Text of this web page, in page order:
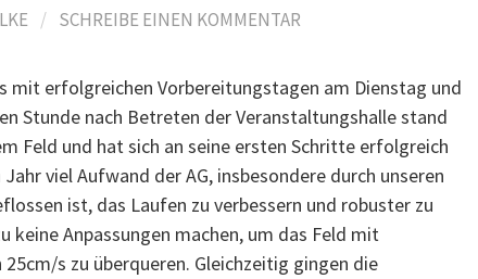
/ SCHREIBE EINEN KOMMENTAR
mit erfolgreichen Vorbereitungstagen am Dienstag und
Stunde nach Betreten der Veranstaltungshalle stand
Feld und hat sich an seine ersten Schritte erfolgreich
viel Aufwand der AG, insbesondere durch unseren
ist, das Laufen zu verbessern und robuster zu
keine Anpassungen machen, um das Feld mit
s zu überqueren. Gleichzeitig gingen die